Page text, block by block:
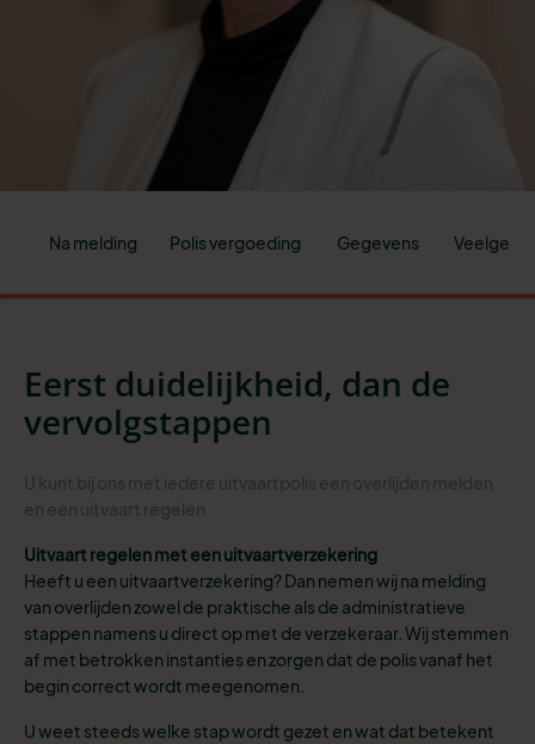
Na melding Polis vergoeding Gegevens
Eerst duidelijkheid, dan de
vervolgstappen
Uitvaart regelen met een uitvaartverzekering
Heeft u een uitvaartverzekering? Dan nemen wij na melding
van overlijden zowel de praktische als de administratieve
stappen namens u direct op met de verzekeraar. Wij stemmen
af met betrokken instanties en zorgen dat de polis vanaf het
begin correct wordt meegenomen.
U weet steeds welke stap wordt gezet en wat dat betekent